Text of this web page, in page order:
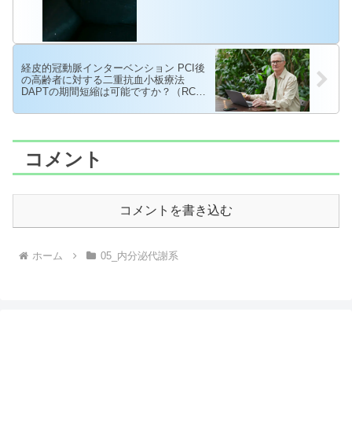
経皮的冠動脈インターベンション PCI後
の高齢者に対する二重抗血小板療法
DAPTの期間短縮は可能ですか？（RCT
コメント
コメントを書き込む
ホーム 05_内分泌代謝系